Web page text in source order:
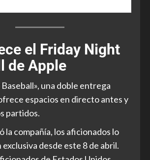
el Friday Night
de Apple
una doble entrega
espacios en directo antes y
partidos.
la compañía, los aficionados lo
desde este 8 de abril.